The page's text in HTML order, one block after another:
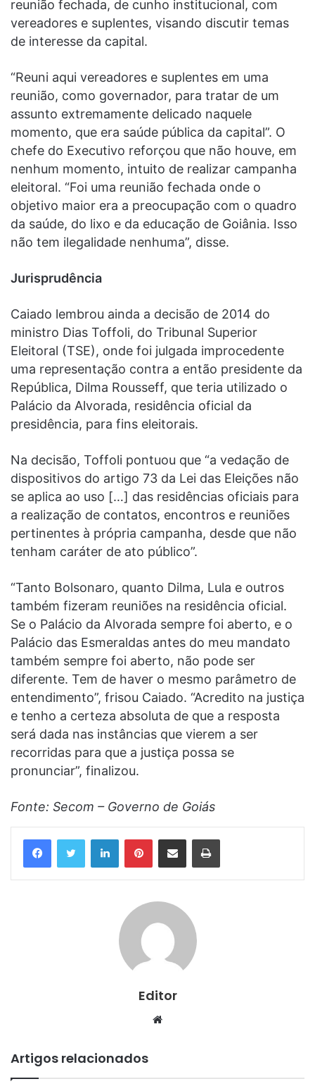
reunião fechada, de cunho institucional, com
vereadores e suplentes, visando discutir temas
de interesse da capital.
“Reuni aqui vereadores e suplentes em uma
reunião, como governador, para tratar de um
assunto extremamente delicado naquele
momento, que era saúde pública da capital”. O
chefe do Executivo reforçou que não houve, em
nenhum momento, intuito de realizar campanha
eleitoral. “Foi uma reunião fechada onde o
objetivo maior era a preocupação com o quadro
da saúde, do lixo e da educação de Goiânia. Isso
não tem ilegalidade nenhuma”, disse.
Jurisprudência
Caiado lembrou ainda a decisão de 2014 do
ministro Dias Toffoli, do Tribunal Superior
Eleitoral (TSE), onde foi julgada improcedente
uma representação contra a então presidente da
República, Dilma Rousseff, que teria utilizado o
Palácio da Alvorada, residência oficial da
presidência, para fins eleitorais.
Na decisão, Toffoli pontuou que “a vedação de
dispositivos do artigo 73 da Lei das Eleições não
se aplica ao uso […] das residências oficiais para
a realização de contatos, encontros e reuniões
pertinentes à própria campanha, desde que não
tenham caráter de ato público”.
“Tanto Bolsonaro, quanto Dilma, Lula e outros
também fizeram reuniões na residência oficial.
Se o Palácio da Alvorada sempre foi aberto, e o
Palácio das Esmeraldas antes do meu mandato
também sempre foi aberto, não pode ser
diferente. Tem de haver o mesmo parâmetro de
entendimento”, frisou Caiado. “Acredito na justiça
e tenho a certeza absoluta de que a resposta
será dada nas instâncias que vierem a ser
recorridas para que a justiça possa se
pronunciar”, finalizou.
Fonte: Secom – Governo de Goiás
LinkedinPinterestCompartilhar via e-mail Imprimir
Editor
Website
Artigos relacionados